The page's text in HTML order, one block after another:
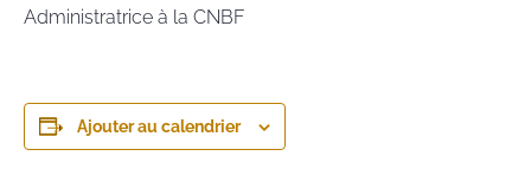
Administratrice à la CNBF
Ajouter au calendrier